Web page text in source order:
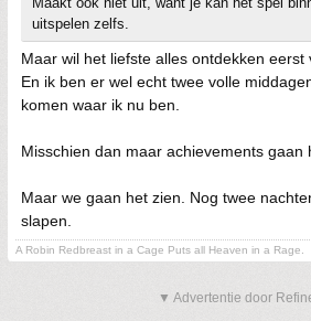
uitspelen zelfs.
Maar wil het liefste alles ontdekken eerst
En ik ben er wel echt twee volle
komen waar ik nu ben.
Misschien dan maar achievements gaan
Maar we gaan het zien. Nog twee
slapen.
A Robin Redbreast in a Cage Puts all Heaven in a Rage.
▼ Advertentie door